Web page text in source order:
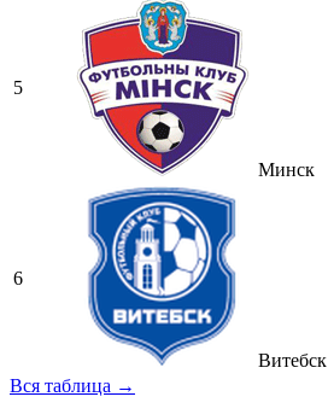
5
Минск
6
Витебск
Вся таблица →